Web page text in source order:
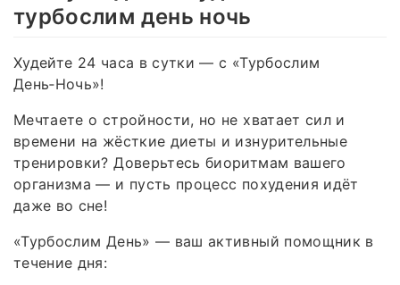
турбослим день ночь
Худейте 24 часа в сутки — с «Турбослим
День‑Ночь»!
Мечтаете о стройности, но не хватает сил и
времени на жёсткие диеты и изнурительные
тренировки? Доверьтесь биоритмам вашего
организма — и пусть процесс похудения идёт
даже во сне!
«Турбослим День» — ваш активный помощник в
течение дня: